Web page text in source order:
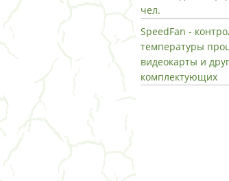
чел.
SpeedFan -
температуры
видеокарты и
комплектующих